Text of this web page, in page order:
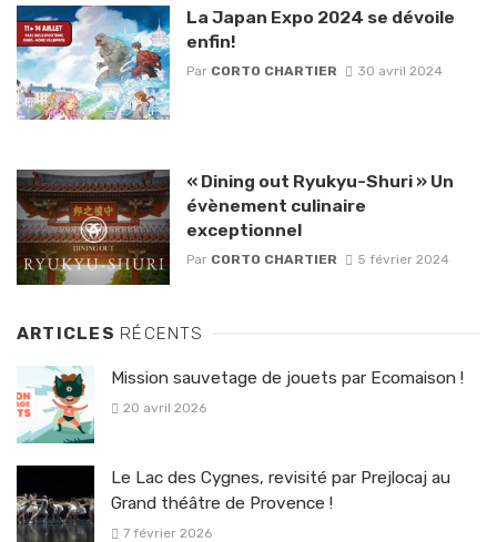
La Japan Expo 2024 se dévoile
enfin!
Par CORTO CHARTIER 30 avril 2024
« Dining out Ryukyu-Shuri » Un
évènement culinaire
exceptionnel
Par CORTO CHARTIER 5 février 2024
ARTICLES RÉCENTS
Mission sauvetage de jouets par Ecomaison !
20 avril 2026
Le Lac des Cygnes, revisité par Prejlocaj au
Grand théâtre de Provence !
7 février 2026